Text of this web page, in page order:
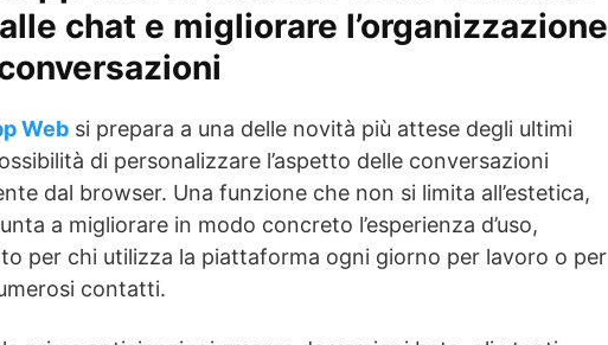
chat e migliorare l’organizzazione
Web si prepara a una delle novità più attese degli ultimi
di personalizzare l’aspetto delle conversazioni
dal browser. Una funzione che non si limita all’estetica,
a migliorare in modo concreto l’esperienza d’uso,
per chi utilizza la piattaforma ogni giorno per lavoro o per
contatti.